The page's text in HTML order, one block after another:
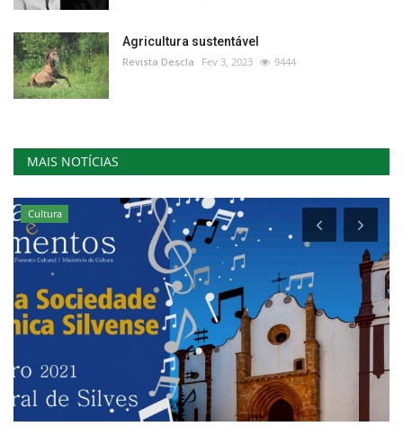
Agricultura sustentável
Revista Descla Fev 3, 2023 9444
MAIS NOTÍCIAS
Cultura